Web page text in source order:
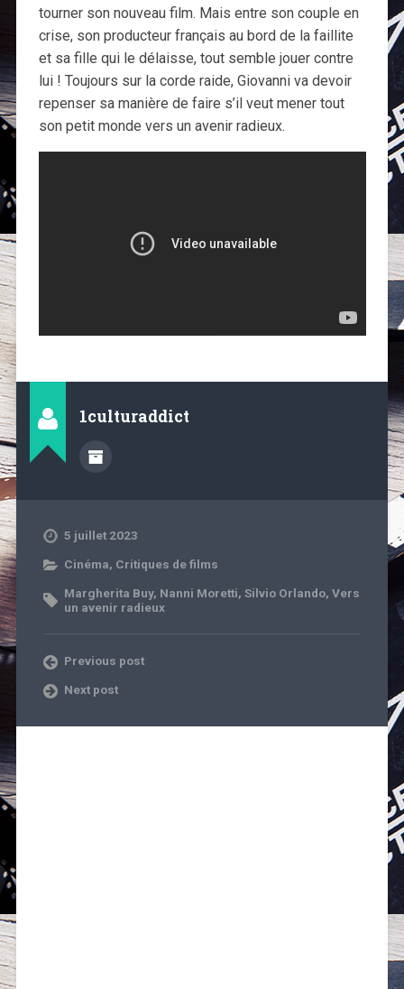
tourner son nouveau film. Mais entre son couple en
crise, son producteur français au bord de la faillite
et sa fille qui le délaisse, tout semble jouer contre
lui ! Toujours sur la corde raide, Giovanni va devoir
repenser sa manière de faire s’il veut mener tout
son petit monde vers un avenir radieux.
1culturaddict
5 juillet 2023
Cinéma, Critiques de films
Margherita Buy, Nanni Moretti, Silvio Orlando, Vers
un avenir radieux
Previous post
Next post